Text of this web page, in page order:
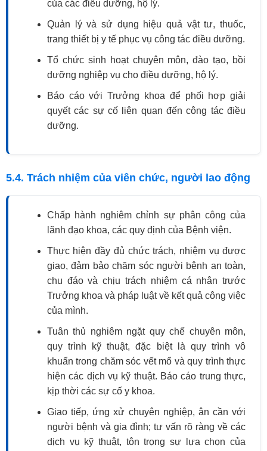
của các điều dưỡng, hộ lý.
Quản lý và sử dụng hiệu quả vật tư, thuốc,
trang thiết bị y tế phục vụ công tác điều dưỡng.
Tổ chức sinh hoạt chuyên môn, đào tạo, bồi
dưỡng nghiệp vụ cho điều dưỡng, hộ lý.
Báo cáo với Trưởng khoa để phối hợp giải
quyết các sự cố liên quan đến công tác điều
dưỡng.
5.4. Trách nhiệm của viên chức, người lao động
Chấp hành nghiêm chỉnh sự phân công của
lãnh đạo khoa, các quy định của Bệnh viện.
Thực hiện đầy đủ chức trách, nhiệm vụ được
giao, đảm bảo chăm sóc người bệnh an toàn,
chu đáo và chịu trách nhiệm cá nhân trước
Trưởng khoa và pháp luật về kết quả công việc
của mình.
Tuân thủ nghiêm ngặt quy chế chuyên môn,
quy trình kỹ thuật, đặc biệt là quy trình vô
khuẩn trong chăm sóc vết mổ và quy trình thực
hiện các dịch vụ kỹ thuật. Báo cáo trung thực,
kịp thời các sự cố y khoa.
Giao tiếp, ứng xử chuyên nghiệp, ân cần với
người bệnh và gia đình; tư vấn rõ ràng về các
dịch vụ kỹ thuật, tôn trọng sự lựa chọn của